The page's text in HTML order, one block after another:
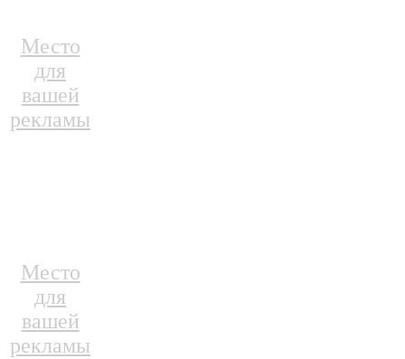
Место
для
вашей
рекламы
Место
для
вашей
рекламы